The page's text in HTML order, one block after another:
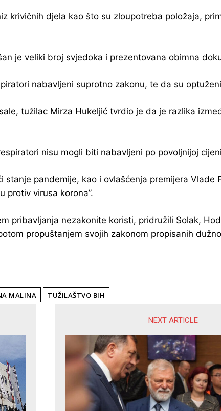
krivičnih djela kao što su zloupotreba položaja,
je veliki broj svjedoka i prezentovana obimna
nabavljeni suprotno zakonu, te da su
tužilac Mirza Hukeljić tvrdio je da je razlika
nisu mogli biti nabavljeni po povoljnijoj
stanje pandemije, kao i ovlašćenja premijera
protiv virusa korona”.
pribavljanja nezakonite koristi, pridružili Solak,
propuštanjem svojih zakonom propisanih
MALINA TUŽILAŠTVO BIH
NEXT ARTICLE